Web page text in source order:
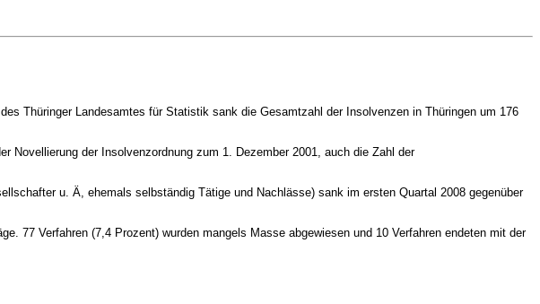
Thüringer Landesamtes für Statistik sank die Gesamtzahl der Insolvenzen in Thüringen um 176
Novellierung der Insolvenzordnung zum 1. Dezember 2001, auch die Zahl der
u. Ä, ehemals selbständig Tätige und Nachlässe) sank im ersten Quartal 2008 gegenüber
77 Verfahren (7,4 Prozent) wurden mangels Masse abgewiesen und 10 Verfahren endeten mit der